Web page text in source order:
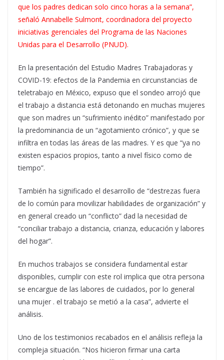
que los padres dedican solo cinco horas a la semana”,
señaló Annabelle Sulmont, coordinadora del proyecto
iniciativas gerenciales del Programa de las Naciones
Unidas para el Desarrollo (PNUD).
En la presentación del Estudio Madres Trabajadoras y
COVID-19: efectos de la Pandemia en circunstancias de
teletrabajo en México, expuso que el sondeo arrojó que
el trabajo a distancia está detonando en muchas mujeres
que son madres un “sufrimiento inédito” manifestado por
la predominancia de un “agotamiento crónico”, y que se
infiltra en todas las áreas de las madres. Y es que “ya no
existen espacios propios, tanto a nivel físico como de
tiempo”.
También ha significado el desarrollo de “destrezas fuera
de lo común para movilizar habilidades de organización” y
en general creado un “conflicto” dad la necesidad de
“conciliar trabajo a distancia, crianza, educación y labores
del hogar”.
En muchos trabajos se considera fundamental estar
disponibles, cumplir con este rol implica que otra persona
se encargue de las labores de cuidados, por lo general
una mujer . el trabajo se metió a la casa”, advierte el
análisis.
Uno de los testimonios recabados en el análisis refleja la
compleja situación. “Nos hicieron firmar una carta